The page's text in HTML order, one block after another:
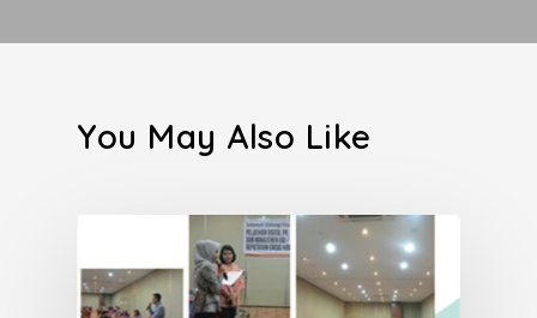
You May Also Like